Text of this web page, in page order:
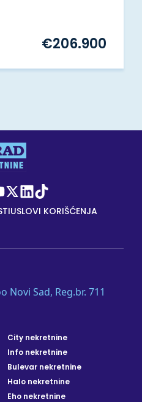
€206.900
USLOVI KORIŠĆENJA
Novi Sad, Reg.br. 711
City nekretnine
Info nekretnine
Bulevar nekretnine
Halo nekretnine
Eho nekretnine